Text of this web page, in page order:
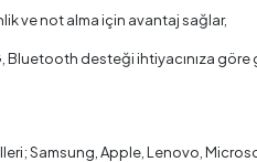
ve not alma için avantaj sağlar,
Bluetooth desteği ihtiyacınıza göre
Samsung, Apple, Lenovo,